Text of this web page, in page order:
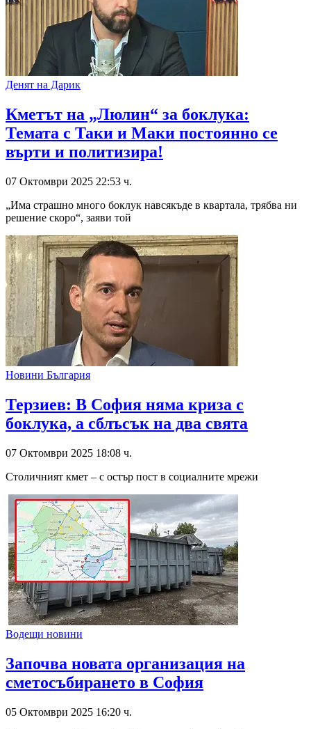
Денят на Дарик
Кметът на „Люлин“ за боклука:
Темата с Таки и Маки постоянно се
върти и политизира!
07 Октомври 2025 22:53 ч.
„Има страшно много боклук навсякъде в квартала, трябва ни
решение скоро“, заяви той
Новини България
Терзиев: В София няма криза с
боклука, а сблъсък на два свята
07 Октомври 2025 18:08 ч.
Столичният кмет – с остър пост в социалните мрежи
Водещи новини
Започва новата организация на
сметосъбирането в София
05 Октомври 2025 16:20 ч.